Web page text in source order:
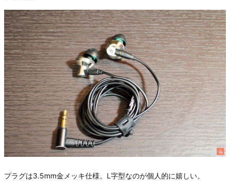
プラグは3.5mm金メッキ仕様。L字型なのが個人的に嬉しい。